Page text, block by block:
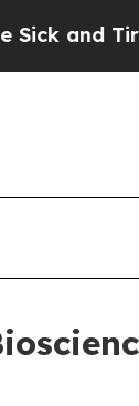
Tired of